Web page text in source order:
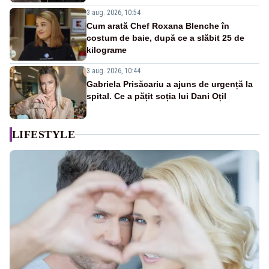
3 aug. 2026, 10:54
Cum arată Chef Roxana Blenche în
costum de baie, după ce a slăbit 25 de
kilograme
3 aug. 2026, 10:44
Gabriela Prisăcariu a ajuns de urgență la
spital. Ce a pățit soția lui Dani Oțil
LIFESTYLE